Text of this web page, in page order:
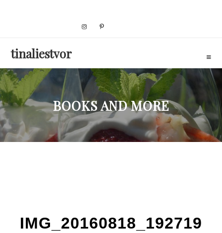
tinaliestvor
BOOKS AND MORE
IMG_20160818_192719